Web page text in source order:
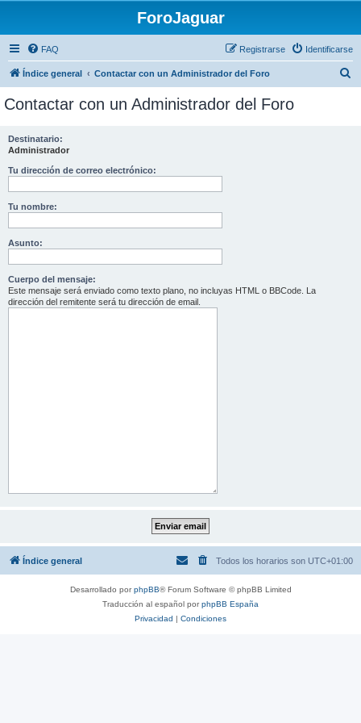
ForoJaguar
FAQ Identificarse
Registrarse
Índice general Contactar con un Administrador del Foro
Contactar con un Administrador del Foro
Destinatario:
Administrador
Tu dirección de correo electrónico:
Tu nombre:
Asunto:
Cuerpo del mensaje:
Este mensaje será enviado como texto plano, no incluyas HTML o BBCode. La
dirección del remitente será tu dirección de email.
Índice general Todos los horarios son UTC+01:00
Desarrollado porphpBB® Forum Software © phpBB Limited
Traducción al español porphpBB España
Privacidad | Condiciones